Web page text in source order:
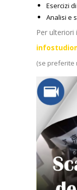
Esercizi
Analisi e
Per ulteriori
(se preferite